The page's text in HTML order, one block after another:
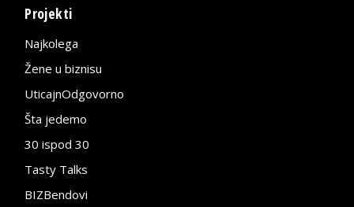
Projekti
Najkolega
Žene u biznisu
UticajnOdgovorno
Šta jedemo
30 ispod 30
Tasty Talks
BIZBendovi